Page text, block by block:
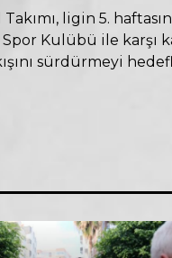
ligin 5.
Kulübü ile karşı
sürdürmeyi